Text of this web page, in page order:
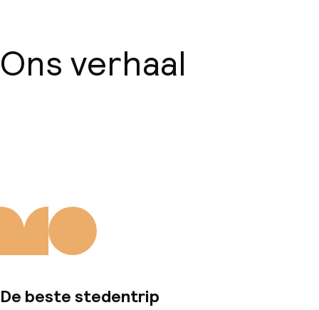
Ons verhaal
De beste stedentrip